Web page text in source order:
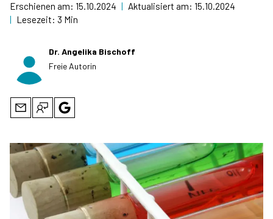
Erschienen am: 15.10.2024 | Aktualisiert am: 15.10.2024
| Lesezeit: 3 Min
Dr. Angelika Bischoff
Freie Autorin